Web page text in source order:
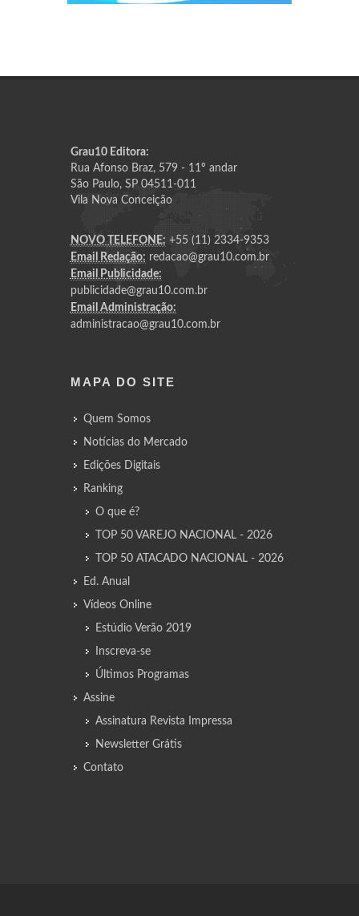
Grau10 Editora:
Rua Afonso Braz, 579 - 11º andar
São Paulo, SP 04511-011
Vila Nova Conceição
NOVO TELEFONE: +55 (11) 2334-9353
Email Redação: redacao@grau10.com.br
Email Publicidade:
publicidade@grau10.com.br
Email Administração:
administracao@grau10.com.br
MAPA DO SITE
Quem Somos
Notícias do Mercado
Edições Digitais
Ranking
O que é?
TOP 50 VAREJO NACIONAL - 2026
TOP 50 ATACADO NACIONAL - 2026
Ed. Anual
Vídeos Online
Estúdio Verão 2019
Inscreva-se
Últimos Programas
Assine
Assinatura Revista Impressa
Newsletter Grátis
Contato